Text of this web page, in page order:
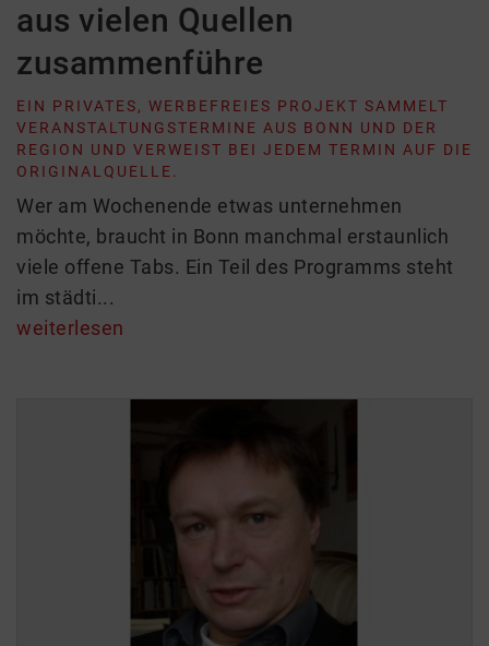
aus vielen Quellen
zusammenführe
EIN PRIVATES, WERBEFREIES PROJEKT SAMMELT
VERANSTALTUNGSTERMINE AUS BONN UND DER
REGION UND VERWEIST BEI JEDEM TERMIN AUF DIE
ORIGINALQUELLE.
Wer am Wochenende etwas unternehmen
möchte, braucht in Bonn manchmal erstaunlich
viele offene Tabs. Ein Teil des Programms steht
im städti...
weiterlesen